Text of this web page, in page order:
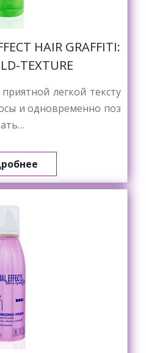
HAIR GRAFFITI:
TEXTURE
легкой тексту
и одновременно поз